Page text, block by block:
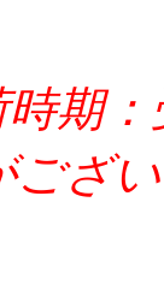
時期
ござ